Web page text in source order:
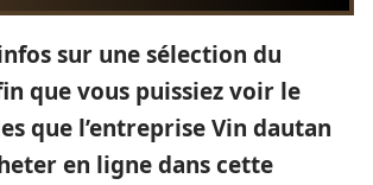
sur une sélection du
que vous puissiez voir le
que l’entreprise Vin dautan
en ligne dans cette